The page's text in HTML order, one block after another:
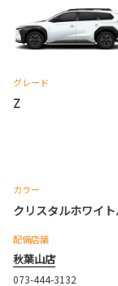
グレード
Z
カラー
クリスタルホワイ
配備店舗
秋葉山店
073-444-3132